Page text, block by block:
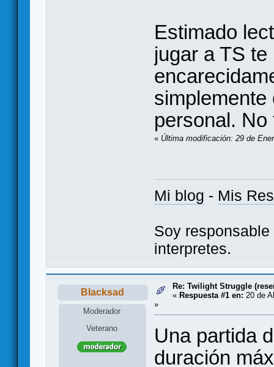
Estimado
jugar a TS
simplemente
personal.
« Última modificación: 29 de
Mi blog - Mis
Soy
interpretes.
Blacksad
Moderador
Veterano
Re: Twilight Struggle
« Respuesta #1 en: 20 de
»
Una partida
duración